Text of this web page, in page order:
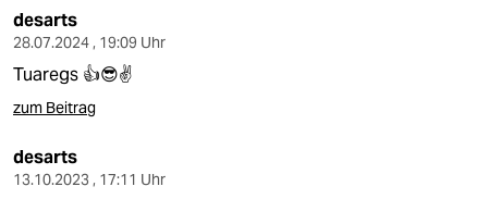
veranstaltungen
shop
fragen & hilfe
abo
desarts
28.07.2024 , 19:09 Uhr
Tuaregs 👍😎✌️
zum Beitrag
desarts
13.10.2023 , 17:11 Uhr